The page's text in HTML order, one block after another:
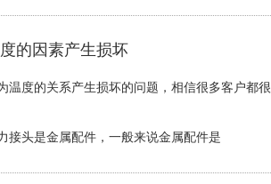
的因素产生损坏
温度的关系产生损坏的问题，相信很多客户都
接头是金属配件，一般来说金属配件是